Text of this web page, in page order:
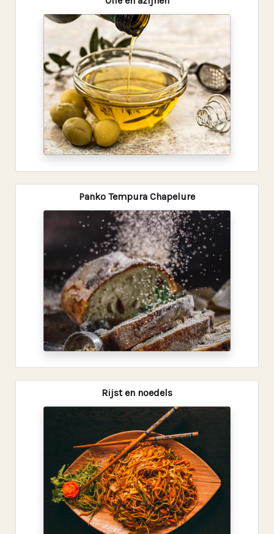
Panko Tempura Chapelure
Rijst en noedels